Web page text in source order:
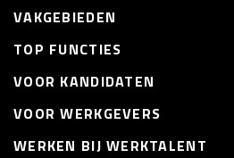
VAKGEBIEDEN
TOP FUNCTIES
VOOR KANDIDATEN
VOOR WERKGEVERS
WERKEN BIJ WERKTALENT